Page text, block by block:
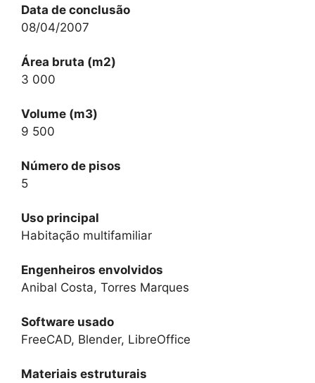
Data de conclusão
08/04/2007
Área bruta (m2)
3 000
Volume (m3)
9 500
Número de pisos
5
Uso principal
Habitação multifamiliar
Engenheiros envolvidos
Anibal Costa, Torres Marques
Software usado
FreeCAD, Blender, LibreOffice
Materiais estruturais